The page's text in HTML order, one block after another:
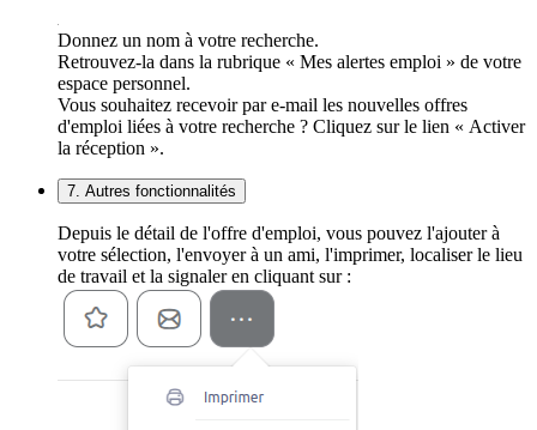
Donnez un nom à votre recherche.
Retrouvez-la dans la rubrique « Mes alertes emploi » de votre
espace personnel.
Vous souhaitez recevoir par e-mail les nouvelles offres
d'emploi liées à votre recherche ? Cliquez sur le lien « Activer
la réception ».
7. Autres fonctionnalités
Depuis le détail de l'offre d'emploi, vous pouvez l'ajouter à
votre sélection, l'envoyer à un ami, l'imprimer, localiser le lieu
de travail et la signaler en cliquant sur :